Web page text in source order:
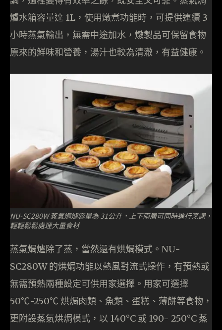
爐水箱容量達 1L，使用燉煮功能時，可提供連續 3
小時蒸氣輸出，無需中途加水，燉製品可保留食物
原來的鮮味和營養，湯汁也較為清澈，有益健康。
NU-SC280W 蒸氣焗爐容量為 31公升，上下兩層可同時進行烹調，
輕輕鬆鬆處理大量食材
蒸氣焗爐除了蒸，當然還有烘焗模式。NU-
SC280W 的烘焗功能以熱風對流式操作，有預熱或
無需預熱兩種設定可供用家選擇。用家可選擇
50℃-250℃ 烘焗肉類、魚類、蛋糕、薄餅等食物，
更附設蒸氣烘焗模式，以 140°C 或 190- 250°C 蒸